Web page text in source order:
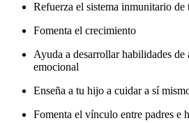
Refuerza el sistema inmunitario de
Fomenta el crecimiento
Ayuda a desarrollar habilidades
emocional
Enseña a tu hijo a cuidar a sí
Fomenta el vínculo entre padres e